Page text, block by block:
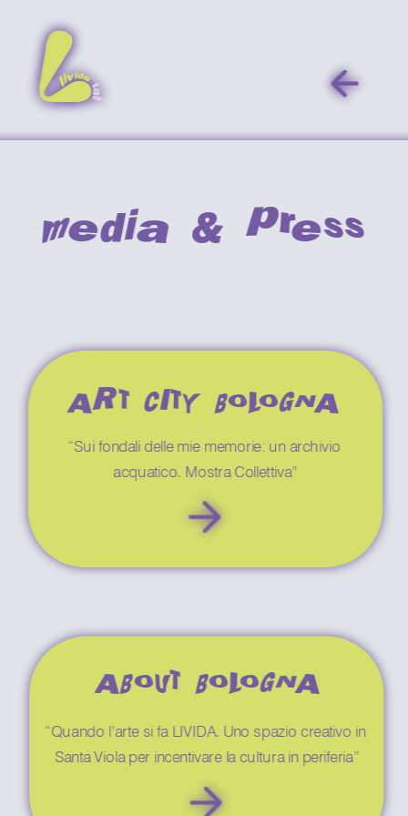
media & press
ART CITY BOLOGNA
“Sui fondali delle mie memorie: un archivio
acquatico. Mostra Collettiva”
ABOUT BOLOGNA
“Quando l’arte si fa LIVIDA. Uno spazio creativo in
Santa Viola per incentivare la cultura in periferia”